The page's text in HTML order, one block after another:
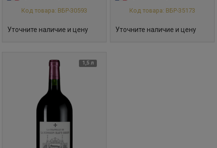
Код товара: ВБР-30593
Уточните наличие и цену
Код товара: ВБР-35173
Уточните наличие и цену
1,5 л